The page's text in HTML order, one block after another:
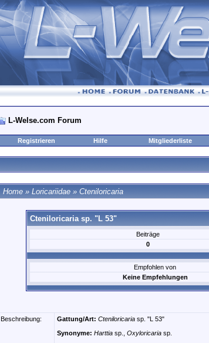
L-Welse.com Forum
Registrieren
Hilfe Mitgliederliste
Home » Loricariidae » Cteniloricaria
Cteniloricaria sp. "L 53"
Beiträge
0
Empfohlen von
Keine Empfehlungen
Beschreibung: Gattung/Art: Cteniloricaria sp. "L 53"
Synonyme: Harttia sp., Oxyloricaria sp.